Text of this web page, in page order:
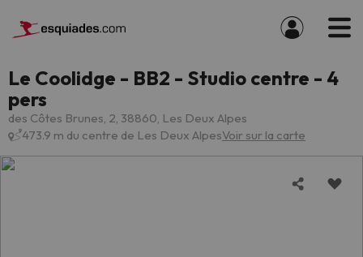
Le Coolidge - BB2 - Studio centre - 4
pers
des Côtes Brunes, 2, 38860, Les Deux Alpes
473.9 m du centre de Les Deux AlpesVoir sur la carte